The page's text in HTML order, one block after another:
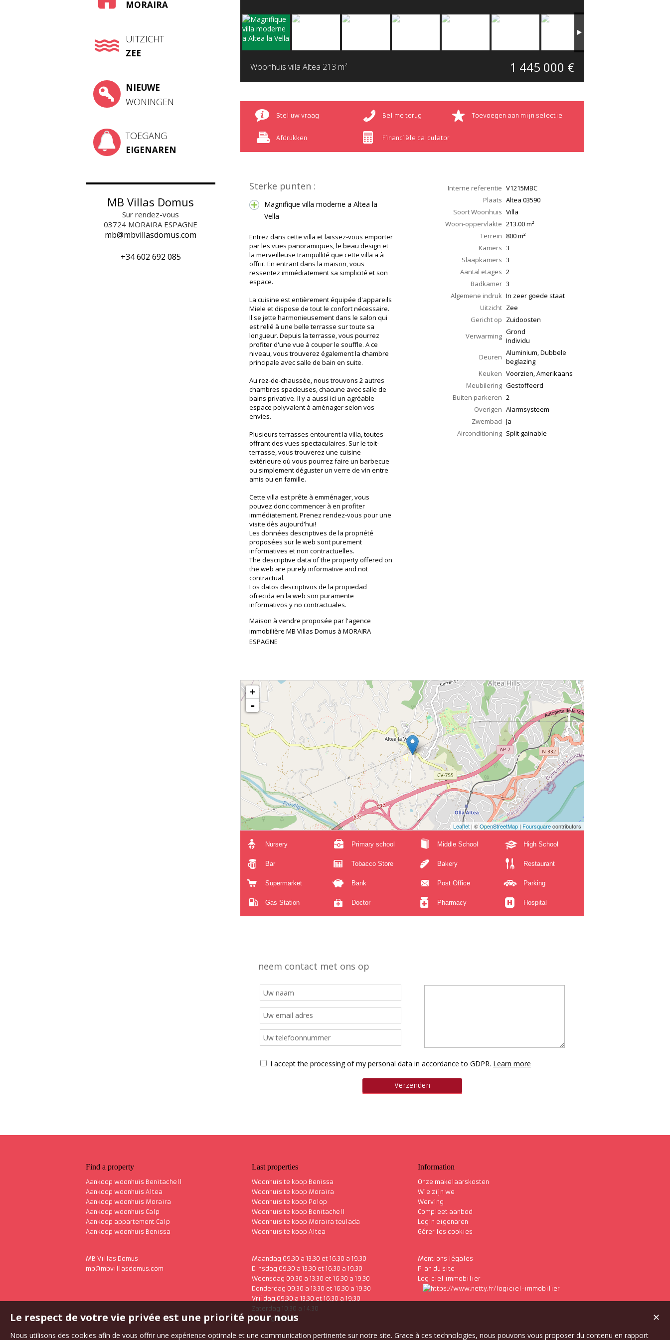
MORAIRA
UITZICHT
ZEE
NIEUWE
WONINGEN
TOEGANG
EIGENAREN
MB Villas Domus
Sur rendez-vous
03724 MORAIRA ESPAGNE
mb@mbvillasdomus.com
+34 602 692 085
Woonhuis villa Altea 213 m² 1 445 000 €
Stel uw vraag Bel me terug Toevoegen aan mijn selectie
Afdrukken Financiële calculator
Sterke punten :
Magnifique villa moderne a Altea la
Vella
Entrez dans cette villa et laissez-vous emporter
par les vues panoramiques, le beau design et
la merveilleuse tranquillité que cette villa a à
offrir. En entrant dans la maison, vous
ressentez immédiatement sa simplicité et son
espace.
La cuisine est entièrement équipée d'appareils
Miele et dispose de tout le confort nécessaire.
Il se jette harmonieusement dans le salon qui
est relié à une belle terrasse sur toute sa
longueur. Depuis la terrasse, vous pourrez
profiter d'une vue à couper le souffle. A ce
niveau, vous trouverez également la chambre
principale avec salle de bain en suite.
Au rez-de-chaussée, nous trouvons 2 autres
chambres spacieuses, chacune avec salle de
bains privative. Il y a aussi ici un agréable
espace polyvalent à aménager selon vos
envies.
Plusieurs terrasses entourent la villa, toutes
offrant des vues spectaculaires. Sur le toit-
terrasse, vous trouverez une cuisine
extérieure où vous pourrez faire un barbecue
ou simplement déguster un verre de vin entre
amis ou en famille.
Cette villa est prête à emménager, vous
pouvez donc commencer à en profiter
immédiatement. Prenez rendez-vous pour une
visite dès aujourd'hui!
Les données descriptives de la propriété
proposées sur le web sont purement
informatives et non contractuelles.
The descriptive data of the property offered on
the web are purely informative and not
contractual.
Los datos descriptivos de la propiedad
ofrecida en la web son puramente
informativos y no contractuales.
Maison à vendre proposée par l'agence
immobilière MB Villas Domus à MORAIRA
ESPAGNE
Interne referentie V1215MBC
Plaats Altea 03590
Soort Woonhuis Villa
Woon-oppervlakte 213.00m²
Terrein 800 m²
Kamers 3
Slaapkamers 3
Aantal etages 2
Badkamer 3
Algemene indruk In zeer goede staat
Uitzicht Zee
Gericht op Zuidoosten
Verwarming Grond
Individu
Deuren Aluminium, Dubbele
beglazing
Keuken Voorzien, Amerikaans
Meubilering Gestoffeerd
Buiten parkeren 2
Overigen Alarmsysteem
Zwembad Ja
Airconditioning Split gainable
+
-
Leaflet | ©OpenStreetMap | Foursquarecontributors
Nursery Primary school Middle School High School
Bar Tobacco Store Bakery Restaurant
Supermarket Bank Post Office Parking
Gas Station Doctor Pharmacy Hospital
neem contact met ons op
I accept the processing of my personal data in accordance to GDPR. Learn more
Find a property
Aankoop woonhuis Benitachell
Aankoop woonhuis Altea
Aankoop woonhuis Moraira
Aankoop woonhuis Calp
Aankoop appartement Calp
Aankoop woonhuis Benissa
Last properties
Woonhuis te koop Benissa
Woonhuis te koop Moraira
Woonhuis te koop Polop
Woonhuis te koop Benitachell
Woonhuis te koop Moraira teulada
Woonhuis te koop Altea
Information
Onze makelaarskosten
Wie zijn we
Werving
Compleet aanbod
Login eigenaren
Gérer les cookies
MB Villas Domus
mb@mbvillasdomus.com
Maandag 09:30 a 13:30 et 16:30 a 19:30
Dinsdag 09:30 a 13:30 et 16:30 a 19:30
Woensdag 09:30 a 13:30 et 16:30 a 19:30
Donderdag 09:30 a 13:30 et 16:30 a 19:30
Vrijdag 09:30 a 13:30 et 16:30 a 19:30
Zaterdag 10:30 a 14:30
Zondag fermé
Mentions légales
Plan du site
Logiciel immobilier
✕
Le respect de votre vie privée est une priorité pour nous
Nous utilisons des cookies afin de vous offrir une expérience optimale et une communication pertinente sur notre site. Grace à ces technologies, nous pouvons vous proposer du contenu en rapport